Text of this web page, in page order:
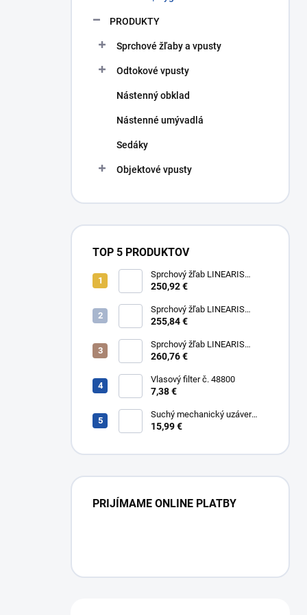
PRODUKTY
Sprchové žľaby a vpusty
Odtokové vpusty
Nástenný obklad
Nástenné umývadlá
Sedáky
Objektové vpusty
TOP 5 PRODUKTOV
Sprchový žľab LINEARIS
Compact č. 45600.63M, L 75
304
250,92 €
Sprchový žľab LINEARIS
Compact č. 45600.64M, L 85
304
255,84 €
Sprchový žľab LINEARIS
Compact č. 45600.65M, L 95
304
260,76 €
Vlasový filter č. 48800
7,38 €
Suchý mechanický uzáver
Multistop č. 48400,
15,99 €
PRIJÍMAME ONLINE PLATBY